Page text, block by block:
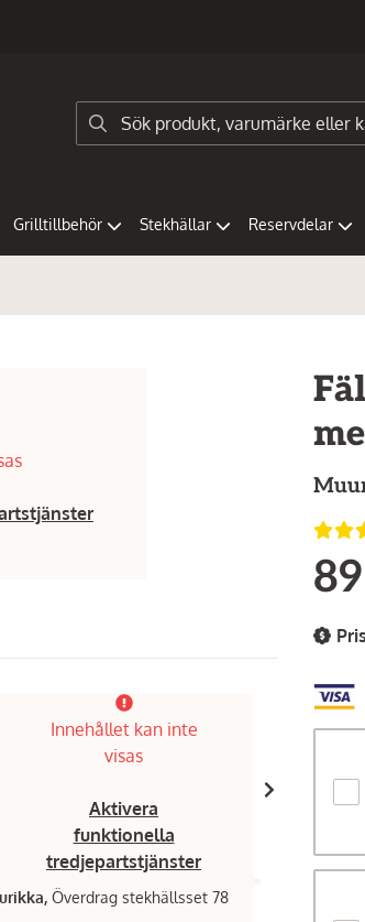
Grilltillbehör Stekhällar Reservdelar
Innehållet kan inte
visas
Aktivera
funktionella
tredjepartstjänster
Överdrag stekhällsset 78
Finns i